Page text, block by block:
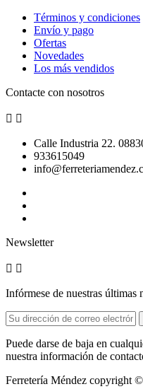
Términos y condiciones
Envío y pago
Ofertas
Novedades
Los más vendidos
Contacte con nosotros
 
Calle Industria 22.
933615049
Newsletter
 
Infórmese de nuestras últimas
Puede darse de baja en
nuestra información de
Ferretería Méndez copyright